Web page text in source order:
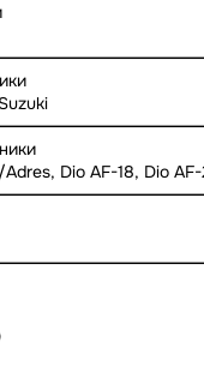
Dio AF-18, Dio